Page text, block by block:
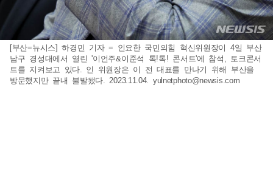
[부산=뉴시스] 하경민 기자 = 인요한 국민의힘 혁신위원장이 4일 부산
남구 경성대에서 열린 '이언주&이준석 톡!톡! 콘서트'에 참석, 토크콘서
트를 지켜보고 있다. 인 위원장은 이 전 대표를 만나기 위해 부산을
방문했지만 끝내 불발됐다. 2023.11.04. yulnetphoto@newsis.com